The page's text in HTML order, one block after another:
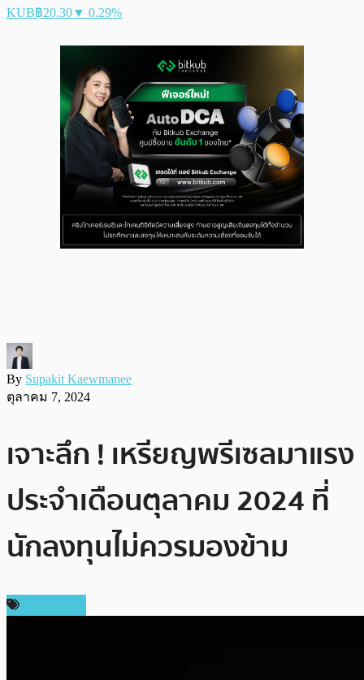
KUB฿20.30▼ 0.29%
By Supakit Kaewmanee
ตุลาคม 7, 2024
เจาะลึก ! เหรียญพรีเซลมาแรง
ประจำเดือนตุลาคม 2024 ที่
นักลงทุนไม่ควรมองข้าม